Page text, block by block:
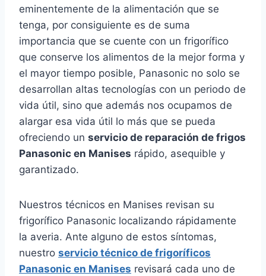
eminentemente de la alimentación que se
tenga, por consiguiente es de suma
importancia que se cuente con un frigorífico
que conserve los alimentos de la mejor forma y
el mayor tiempo posible, Panasonic no solo se
desarrollan altas tecnologías con un periodo de
vida útil, sino que además nos ocupamos de
alargar esa vida útil lo más que se pueda
ofreciendo un servicio de reparación de frigos
Panasonic en Manises rápido, asequible y
garantizado.
Nuestros técnicos en Manises revisan su
frigorífico Panasonic localizando rápidamente
la averia. Ante alguno de estos síntomas,
nuestro servicio técnico de frigoríficos
Panasonic en Manises revisará cada uno de